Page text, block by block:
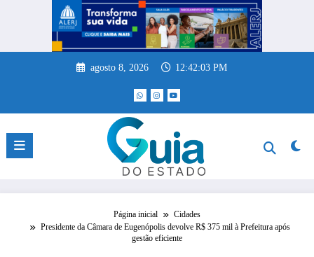
agosto 8, 2026 12:42:03 PM
Página inicial
Cidades
Presidente da Câmara de Eugenópolis devolve R$ 375 mil à Prefeitura após
gestão eficiente